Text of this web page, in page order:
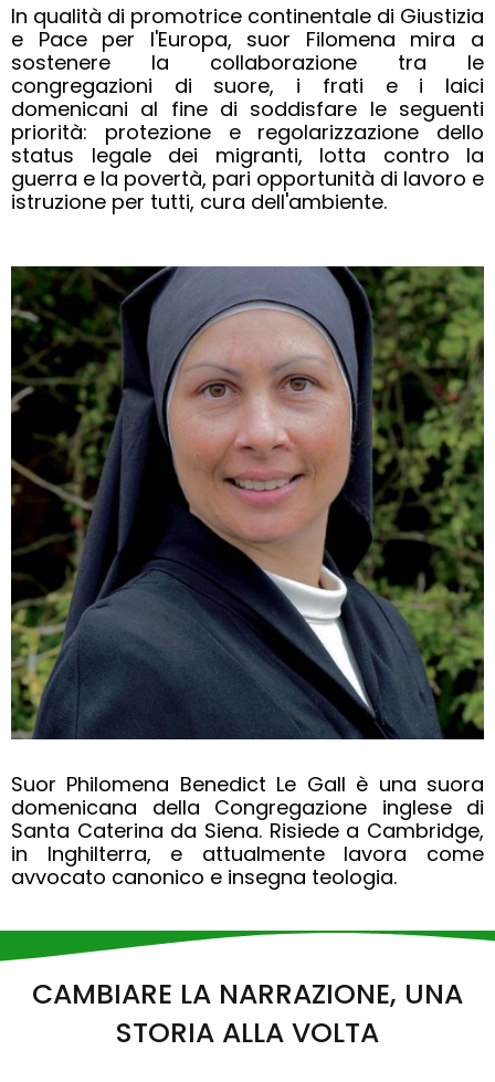
In qualità di promotrice continentale di Giustizia
e Pace per l'Europa, suor Filomena mira a
sostenere la collaborazione tra le
congregazioni di suore, i frati e i laici
domenicani al fine di soddisfare le seguenti
priorità: protezione e regolarizzazione dello
status legale dei migranti, lotta contro la
guerra e la povertà, pari opportunità di lavoro e
istruzione per tutti, cura dell'ambiente.
Suor Philomena Benedict Le Gall è una suora
domenicana della Congregazione inglese di
Santa Caterina da Siena. Risiede a Cambridge,
in Inghilterra, e attualmente lavora come
avvocato canonico e insegna teologia.
CAMBIARE LA NARRAZIONE, UNA
STORIA ALLA VOLTA